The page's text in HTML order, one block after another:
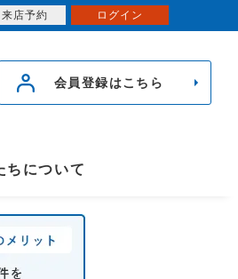
会員登録はこちら
ちについて
来店予約 ログイン